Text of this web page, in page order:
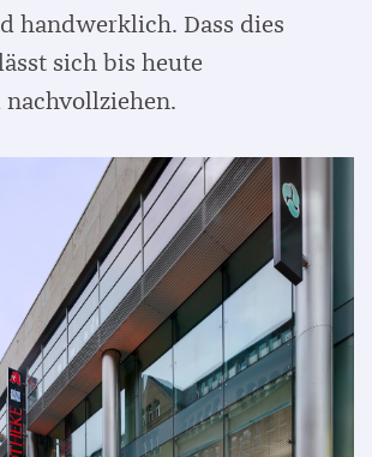
handwerklich. Dass dies
sich bis heute